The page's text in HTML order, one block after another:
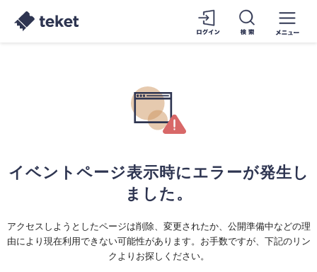
イベントページ表示時にエラーが発生し
ました。
アクセスしようとしたページは削除、変更されたか、公開準備中などの理
由により現在利用できない可能性があります。お手数ですが、下記のリン
クよりお探しください。